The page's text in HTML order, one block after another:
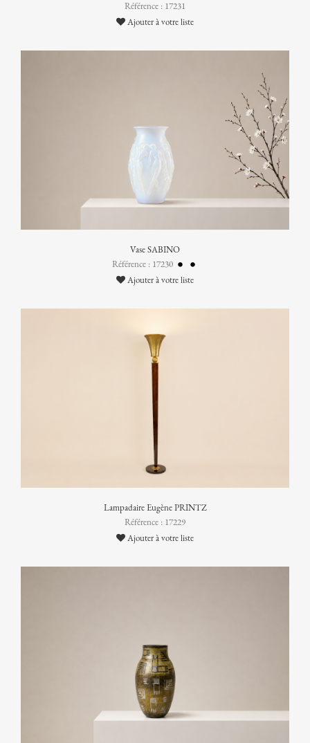
Référence : 17231
Ajouter à votre liste
Vase SABINO
Référence : 17230
Ajouter à votre liste
Lampadaire Eugène PRINTZ
Référence : 17229
Ajouter à votre liste